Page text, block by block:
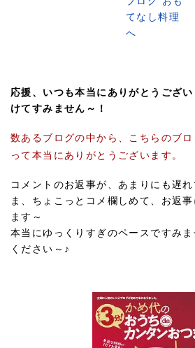
応援、いつも本当にありがとうござ
けてすみません～！
数あるブログの中から、こちらのブ
って本当にありがとうございます。
コメントのお返事が、あまりにも遅
ま、ちょこっとコメ欄しめて、お返
ます～
本当にゆっくりすぎのペースですみ
ください～♪